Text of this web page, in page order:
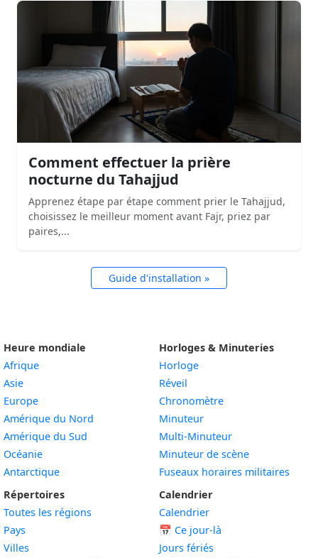
Comment effectuer la prière
nocturne du Tahajjud
Apprenez étape par étape comment prier le Tahajjud,
choisissez le meilleur moment avant Fajr, priez par
paires,...
Guide d'installation »
Heure mondiale
Afrique
Asie
Europe
Amérique du Nord
Amérique du Sud
Océanie
Antarctique
Répertoires
Toutes les régions
Pays
Villes
Horloges & Minuteries
Horloge
Réveil
Chronomètre
Minuteur
Multi-Minuteur
Minuteur de scène
Fuseaux horaires militaires
Calendrier
Calendrier
📅 Ce jour-là
Jours fériés